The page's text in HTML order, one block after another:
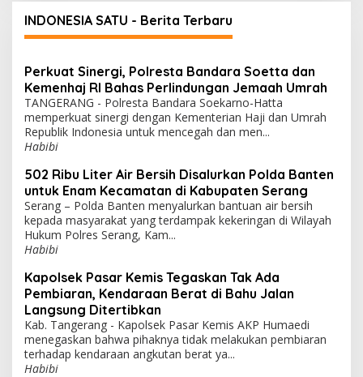
INDONESIA SATU - Berita Terbaru
Perkuat Sinergi, Polresta Bandara Soetta dan
Kemenhaj RI Bahas Perlindungan Jemaah Umrah
TANGERANG - Polresta Bandara Soekarno-Hatta
memperkuat sinergi dengan Kementerian Haji dan Umrah
Republik Indonesia untuk mencegah dan men...
Habibi
502 Ribu Liter Air Bersih Disalurkan Polda Banten
untuk Enam Kecamatan di Kabupaten Serang
Serang – Polda Banten menyalurkan bantuan air bersih
kepada masyarakat yang terdampak kekeringan di Wilayah
Hukum Polres Serang, Kam...
Habibi
Kapolsek Pasar Kemis Tegaskan Tak Ada
Pembiaran, Kendaraan Berat di Bahu Jalan
Langsung Ditertibkan
Kab. Tangerang - Kapolsek Pasar Kemis AKP Humaedi
menegaskan bahwa pihaknya tidak melakukan pembiaran
terhadap kendaraan angkutan berat ya...
Habibi